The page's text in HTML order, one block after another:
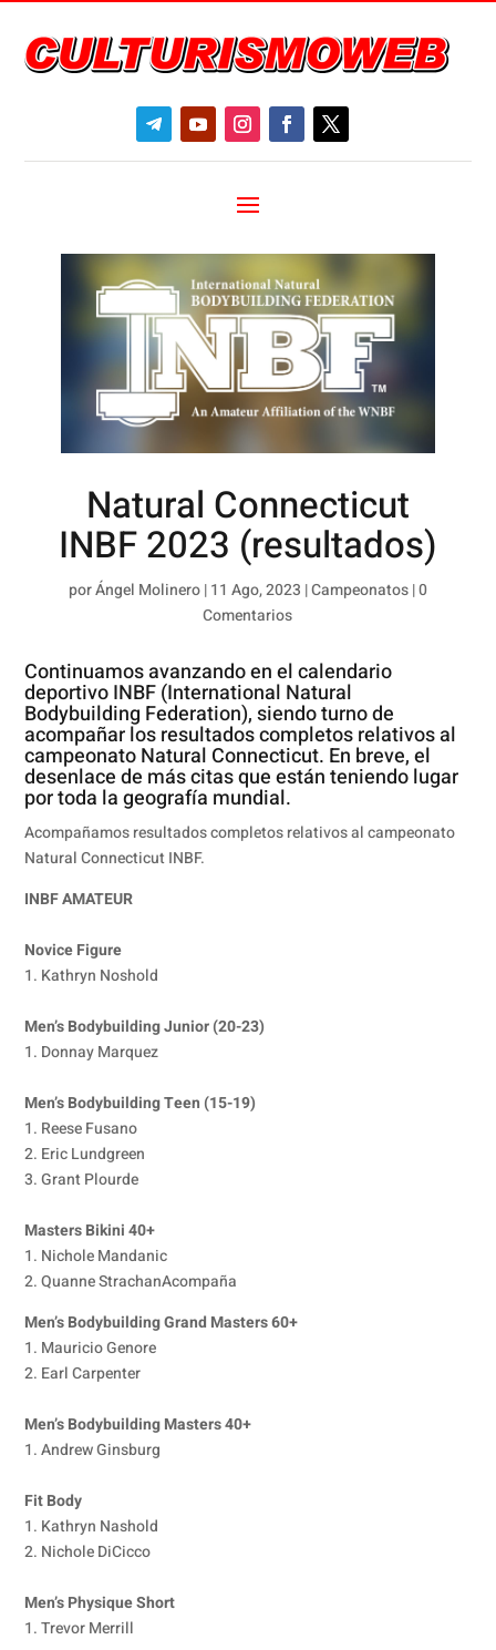
Natural Connecticut
INBF 2023 (resultados)
porÁngel Molinero|11 Ago, 2023 |Campeonatos|0
Comentarios
Continuamos avanzando en el calendario
deportivo INBF (International Natural
Bodybuilding Federation), siendo turno de
acompañar los resultados completos relativos al
campeonato Natural Connecticut. En breve, el
desenlace de más citas que están teniendo lugar
por toda la geografía mundial.
Acompañamos resultados completos relativos al campeonato
Natural Connecticut INBF.
INBF AMATEUR
Novice Figure
1. Kathryn Noshold
Men’s Bodybuilding Junior (20-23)
1. Donnay Marquez
Men’s Bodybuilding Teen (15-19)
1. Reese Fusano
2. Eric Lundgreen
3. Grant Plourde
Masters Bikini 40+
1. Nichole Mandanic
2. Quanne StrachanAcompaña
Men’s Bodybuilding Grand Masters 60+
1. Mauricio Genore
2. Earl Carpenter
Men’s Bodybuilding Masters 40+
1. Andrew Ginsburg
Fit Body
1. Kathryn Nashold
2. Nichole DiCicco
Men’s Physique Short
1. Trevor Merrill